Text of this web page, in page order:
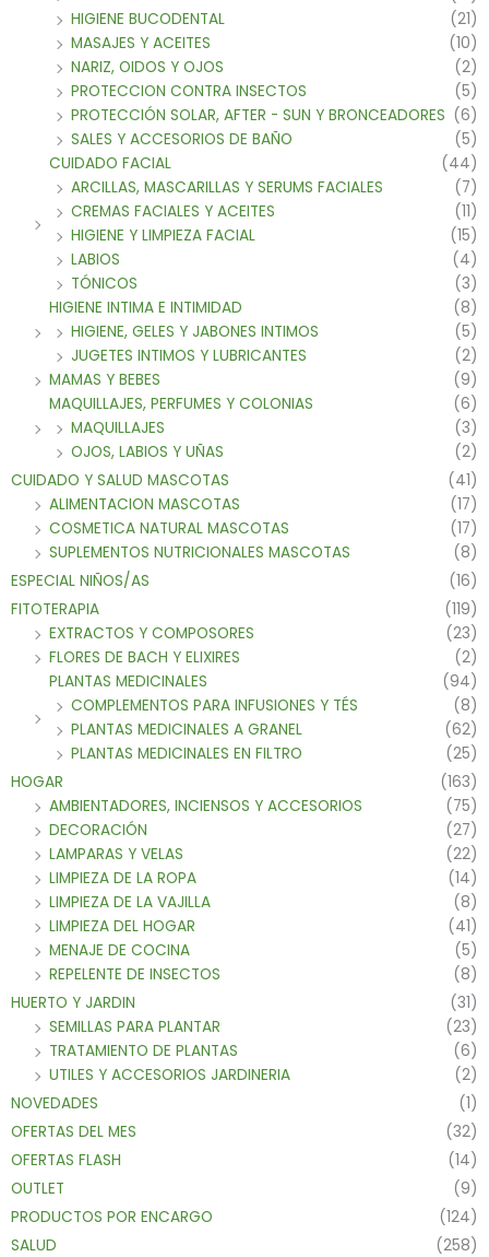
HIGIENE BUCODENTAL
(21)
MASAJES Y ACEITES
(10)
NARIZ, OIDOS Y OJOS
(2)
PROTECCION CONTRA INSECTOS
(5)
PROTECCIÓN SOLAR, AFTER - SUN Y BRONCEADORES (6)
SALES Y ACCESORIOS DE BAÑO
(5)
CUIDADO FACIAL
(44)
ARCILLAS, MASCARILLAS Y SERUMS FACIALES
(7)
CREMAS FACIALES Y ACEITES
(11)
HIGIENE Y LIMPIEZA FACIAL
(15)
LABIOS
(4)
TÓNICOS
(3)
HIGIENE INTIMA E INTIMIDAD
(8)
HIGIENE, GELES Y JABONES INTIMOS
(5)
JUGETES INTIMOS Y LUBRICANTES
(2)
MAMAS Y BEBES
(9)
MAQUILLAJES, PERFUMES Y COLONIAS
(6)
MAQUILLAJES
(3)
OJOS, LABIOS Y UÑAS
(2)
CUIDADO Y SALUD MASCOTAS
(41)
ALIMENTACION MASCOTAS
(17)
COSMETICA NATURAL MASCOTAS
(17)
SUPLEMENTOS NUTRICIONALES MASCOTAS
(8)
ESPECIAL NIÑOS/AS
(16)
FITOTERAPIA
(119)
EXTRACTOS Y COMPOSORES
(23)
FLORES DE BACH Y ELIXIRES
(2)
PLANTAS MEDICINALES
(94)
COMPLEMENTOS PARA INFUSIONES Y TÉS
(8)
PLANTAS MEDICINALES A GRANEL
(62)
PLANTAS MEDICINALES EN FILTRO
(25)
HOGAR
(163)
AMBIENTADORES, INCIENSOS Y ACCESORIOS
(75)
DECORACIÓN
(27)
LAMPARAS Y VELAS
(22)
LIMPIEZA DE LA ROPA
(14)
LIMPIEZA DE LA VAJILLA
(8)
LIMPIEZA DEL HOGAR
(41)
MENAJE DE COCINA
(5)
REPELENTE DE INSECTOS
(8)
HUERTO Y JARDIN
(31)
SEMILLAS PARA PLANTAR
(23)
TRATAMIENTO DE PLANTAS
(6)
UTILES Y ACCESORIOS JARDINERIA
(2)
NOVEDADES
(1)
OFERTAS DEL MES
(32)
OFERTAS FLASH
(14)
OUTLET
(9)
PRODUCTOS POR ENCARGO
(124)
SALUD
(258)